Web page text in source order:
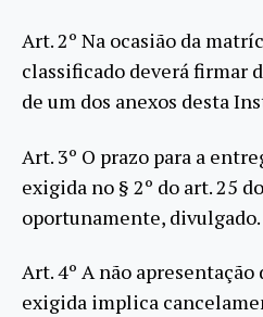
Art. 2º Na ocasião da
classificado deverá firmar
de um dos anexos desta
Art. 3º O prazo para a
exigida no § 2º do art. 25
oportunamente, divulgado.
Art. 4º A não
exigida implica